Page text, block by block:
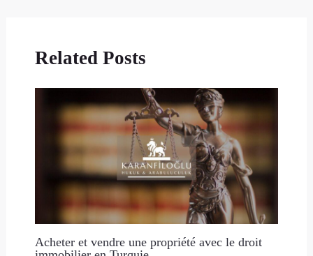
Related Posts
Acheter et vendre une propriété avec le droit